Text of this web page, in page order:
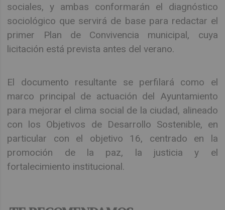
sociales, y ambas conformarán el diagnóstico
sociológico que servirá de base para redactar el
primer Plan de Convivencia municipal, cuya
licitación está prevista antes del verano.
El documento resultante se perfilará como el
marco principal de actuación del Ayuntamiento
para mejorar el clima social de la ciudad, alineado
con los Objetivos de Desarrollo Sostenible, en
particular con el objetivo 16, centrado en la
promoción de la paz, la justicia y el
fortalecimiento institucional.